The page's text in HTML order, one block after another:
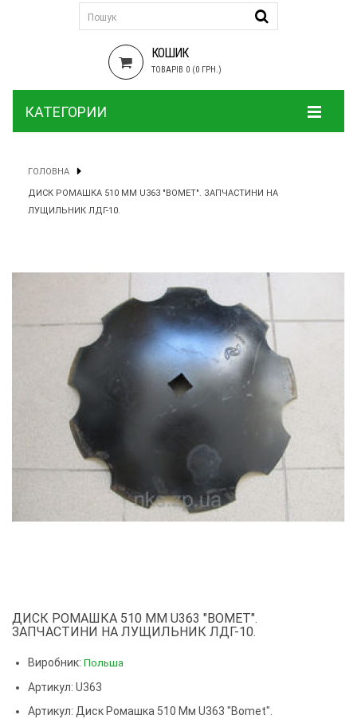
КОШИК
ТОВАРІВ 0 (0 ГРН.)
КАТЕГОРИИ
ГОЛОВНА
ДИСК РОМАШКА 510 ММ U363 "BOMET". ЗАПЧАСТИНИ НА
ЛУЩИЛЬНИК ЛДГ-10.
ДИСК РОМАШКА 510 ММ U363 "BOMET".
ЗАПЧАСТИНИ НА ЛУЩИЛЬНИК ЛДГ-10.
Виробник: Польша
Артикул: U363
Артикул: Диск Ромашка 510 Мм U363 "Bomet".